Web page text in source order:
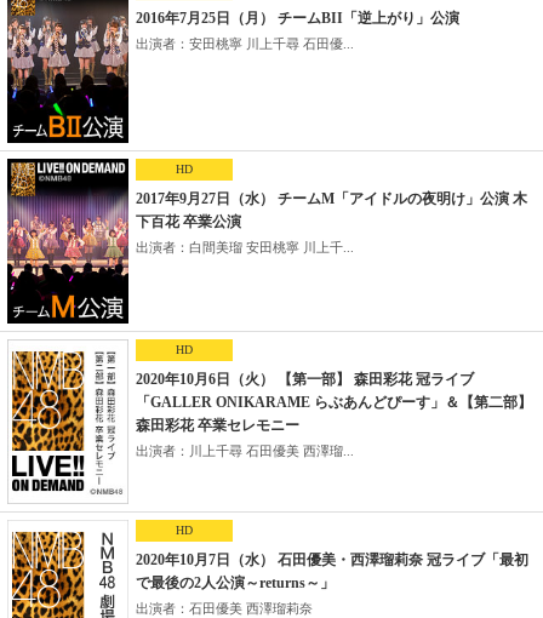
2016年7月25日（月） チームBII「逆上がり」公演
出演者：安田桃寧 川上千尋 石田優...
HD
2017年9月27日（水） チームM「アイドルの夜明け」公演 木
下百花 卒業公演
出演者：白間美瑠 安田桃寧 川上千...
HD
2020年10月6日（火） 【第一部】 森田彩花 冠ライブ
「GALLER ONIKARAME らぶあんどぴーす」＆【第二部】
森田彩花 卒業セレモニー
出演者：川上千尋 石田優美 西澤瑠...
HD
2020年10月7日（水） 石田優美・西澤瑠莉奈 冠ライブ「最初
で最後の2人公演～returns～」
出演者：石田優美 西澤瑠莉奈